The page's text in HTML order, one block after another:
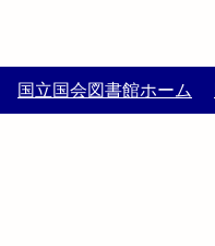
国立国会図書館ホーム